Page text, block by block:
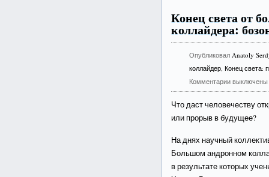
Конец света от
коллайдера:
ОпубликовалAnatoly
коллайдер,Конец света:
Комментарии выключены
Что даст человечеству
или прорыв в будущее?
На днях научный
Большом андронном
в результате которых